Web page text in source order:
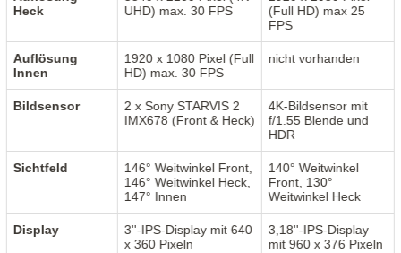
Heck
UHD) max. 30 FPS
(Full HD) max 25
FPS
Auflösung
Innen
1920 x 1080 Pixel (Full
HD) max. 30 FPS
nicht vorhanden
Bildsensor
2 x Sony STARVIS 2
IMX678 (Front & Heck)
4K-Bildsensor mit
f/1.55 Blende und
HDR
Sichtfeld
146° Weitwinkel Front,
146° Weitwinkel Heck,
147° Innen
140° Weitwinkel
Front, 130°
Weitwinkel Heck
Display
3''-IPS-Display mit 640
x 360 Pixeln
3,18''-IPS-Display
mit 960 x 376 Pixeln